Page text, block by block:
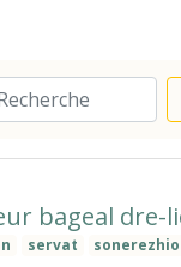
bageal dre-
servat